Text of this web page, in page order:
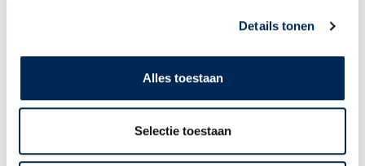
Details tonen
Alles toestaan
Selectie toestaan
doorKaren Thompson 16/04/2026